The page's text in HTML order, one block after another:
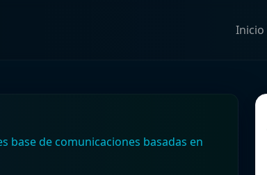
Inicio
base de comunicaciones basadas en